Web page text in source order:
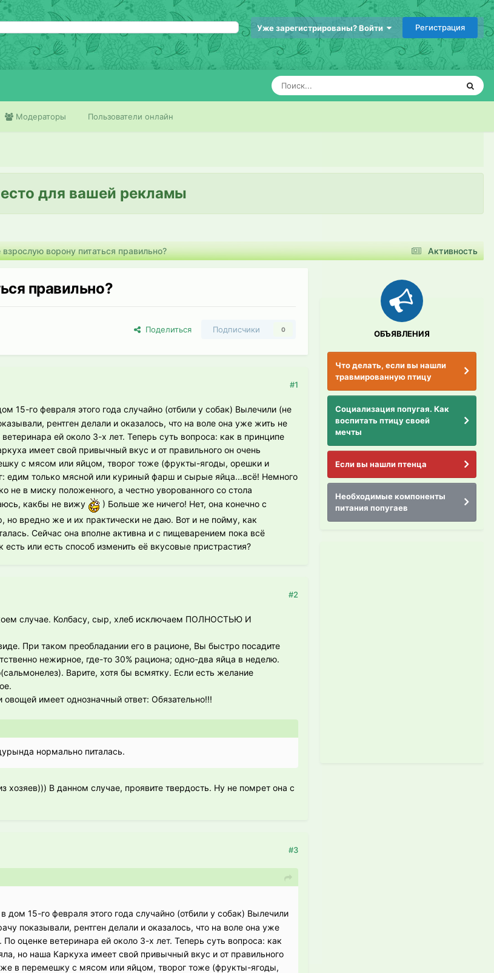
Уже зарегистрированы? Войти Регистрация
Модераторы Пользователи онлайн
для вашей рекламы
Активность
ворону питаться правильно?
правильно?
Поделиться Подписчики 0
#1
15-го февраля этого года случайно (отбили у собак) Вылечили (не
рентген делали и оказалось, что на воле она уже жить не
ей около 3-х лет. Теперь суть вопроса: как в принципе
имеет свой привычный вкус и от правильного он очень
с мясом или яйцом, творог тоже (фрукты-ягоды, орешки и
едим только мясной или куриный фарш и сырые яйца...всё! Немного
не в миску положенного, а честно уворованного со стола
какбы не вижу
) Больше же ничего! Нет, она конечно с
но вредно же и их практически не даю. Вот и не пойму, как
Сейчас она вполне активна и с пищеварением пока всё
или есть способ изменить её вкусовые пристрастия?
#2
коем случае. Колбасу, сыр, хлеб исключаем ПОЛНОСТЬЮ И
При таком преобладании его в рационе, Вы быстро посадите
нежирное, где-то 30% рациона; одно-два яйца в неделю.
Варите, хотя бы всмятку. Если есть желание
имеет однозначный ответ: Обязательно!!!
нормально питалась.
хозяев))) В данном случае, проявите твердость. Ну не помрет она с
#3
дом 15-го февраля этого года случайно (отбили у собак) Вылечили
показывали, рентген делали и оказалось, что на воле она уже
оценке ветеринара ей около 3-х лет. Теперь суть вопроса: как
но наша Каркуха имеет свой привычный вкус и от правильного
в перемешку с мясом или яйцом, творог тоже (фрукты-ягоды,
ОБЪЯВЛЕНИЯ
Что делать, если вы нашли
травмированную птицу
Социализация попугая. Как
воспитать птицу своей
мечты
Если вы нашли птенца
Необходимые компоненты
питания попугаев